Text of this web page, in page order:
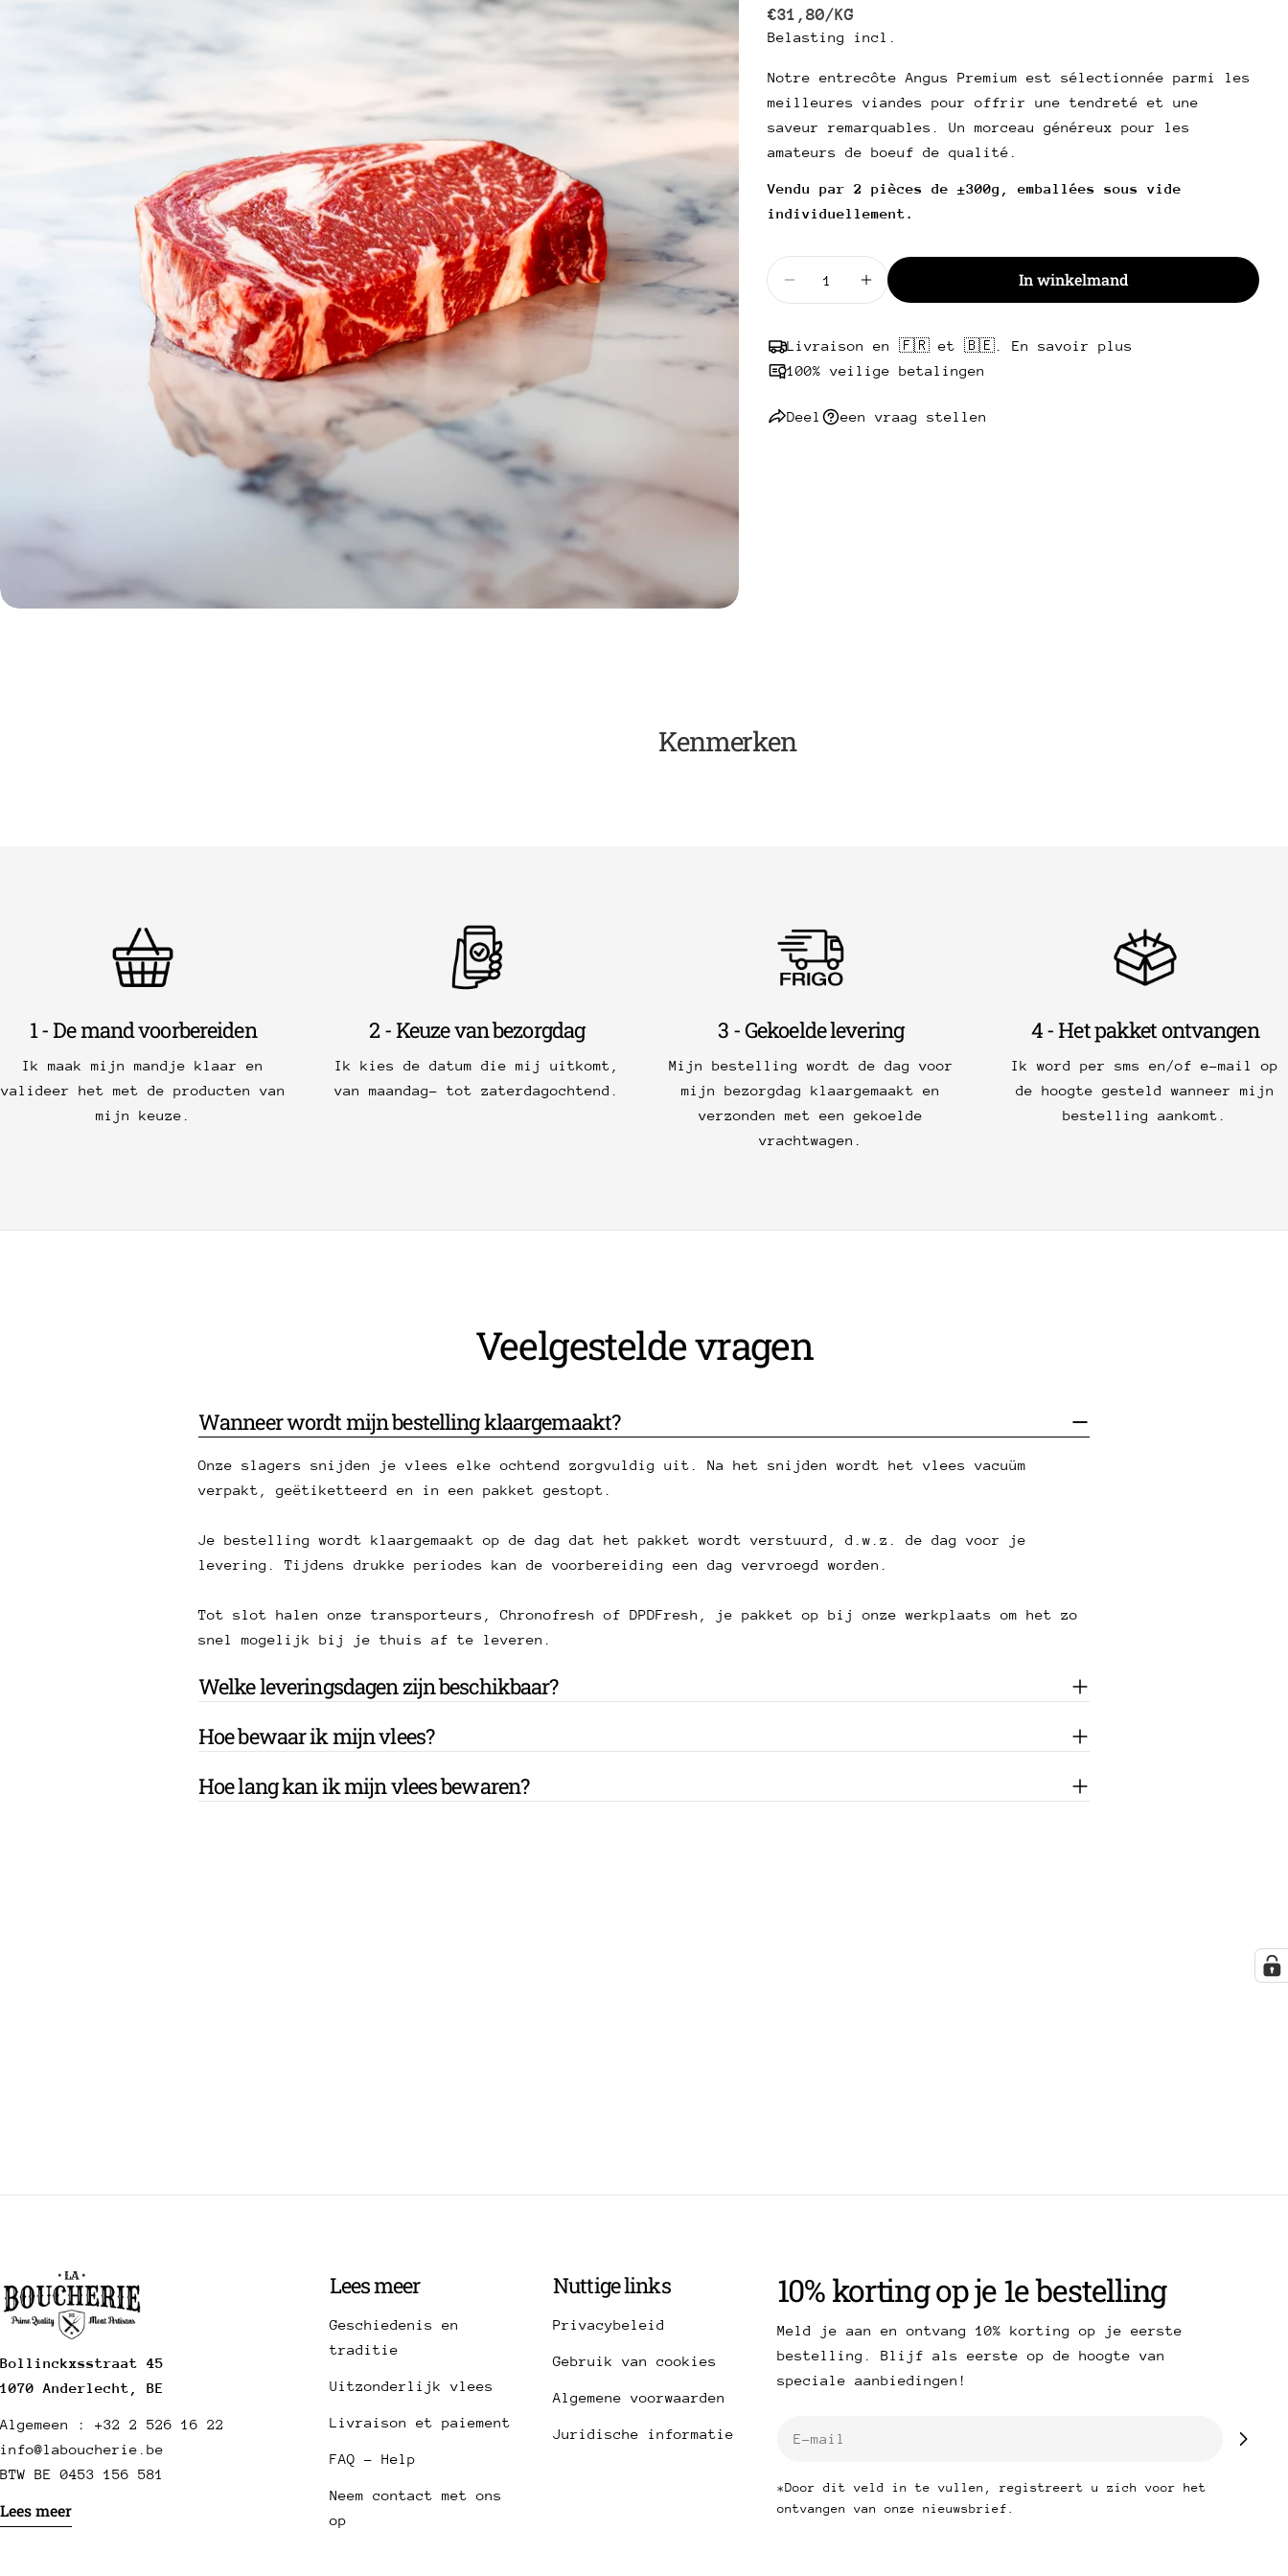
media 0 in modale modus
prijs
PRIJS
PER
€31,80/PER
KG
Belasting incl.
Notre entrecôte Angus Premium est sélectionnée parmi les
meilleures viandes pour offrir une tendreté et une
saveur remarquables. Un morceau généreux pour les
amateurs de boeuf de qualité.
Vendu par 2 pièces de ±300g, emballées sous vide
individuellement.
Verminder de hoeveelheid voor Entrecôte Angus Premium
Verhoog de hoeveelheid voor Entrecôte Angus
In winkelmand
Livraison en 🇫🇷 et 🇧🇪. En savoir plus
100% veilige betalingen
Deel
Deel dit product
Deel
op
een vraag stellen
een vraag stellen
Uw
naam
Uw
Uw
bericht
Kenmerken
1 - De mand voorbereiden
Ik maak mijn mandje klaar en
valideer het met de producten van
mijn keuze.
2 - Keuze van bezorgdag
Ik kies de datum die mij uitkomt,
van maandag- tot zaterdagochtend.
3 - Gekoelde levering
Mijn bestelling wordt de dag voor
mijn bezorgdag klaargemaakt en
verzonden met een gekoelde
vrachtwagen.
4 - Het pakket ontvangen
Ik word per sms en/of e-mail op
de hoogte gesteld wanneer mijn
bestelling aankomt.
Veelgestelde vragen
Wanneer wordt mijn bestelling klaargemaakt?
Onze slagers snijden je vlees elke ochtend zorgvuldig uit. Na het snijden wordt het vlees vacuüm
verpakt, geëtiketteerd en in een pakket gestopt.
Je bestelling wordt klaargemaakt op de dag dat het pakket wordt verstuurd, d.w.z. de dag voor je
levering. Tijdens drukke periodes kan de voorbereiding een dag vervroegd worden.
Tot slot halen onze transporteurs, Chronofresh of DPDFresh, je pakket op bij onze werkplaats om het zo
snel mogelijk bij je thuis af te leveren.
Welke leveringsdagen zijn beschikbaar?
Hoe bewaar ik mijn vlees?
Hoe lang kan ik mijn vlees bewaren?
Bollinckxsstraat 45
1070 Anderlecht, BE
Algemeen : +32 2 526 16 22
info@laboucherie.be
BTW BE 0453 156 581
Lees meer
Lees meer
Geschiedenis en
traditie
Uitzonderlijk vlees
Livraison et paiement
FAQ - Help
Neem contact met ons
op
Nuttige links
Privacybeleid
Gebruik van cookies
Algemene voorwaarden
Juridische informatie
10% korting op je 1e bestelling
Meld je aan en ontvang 10% korting op je eerste
bestelling. Blijf als eerste op de hoogte van
speciale aanbiedingen!
*Door dit veld in te vullen, registreert u zich voor het
ontvangen van onze nieuwsbrief.